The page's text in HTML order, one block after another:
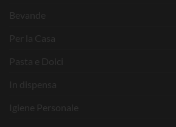
Bevande
Per la Casa
Pasta e Dolci
In dispensa
Igiene Personale